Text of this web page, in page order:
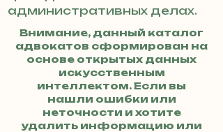
административных делах.
Внимание, данный каталог
адвокатов сформирован на
основе открытых данных
искусственным
интеллектом. Если вы
нашли ошибки или
неточности и хотите
удалить информацию или